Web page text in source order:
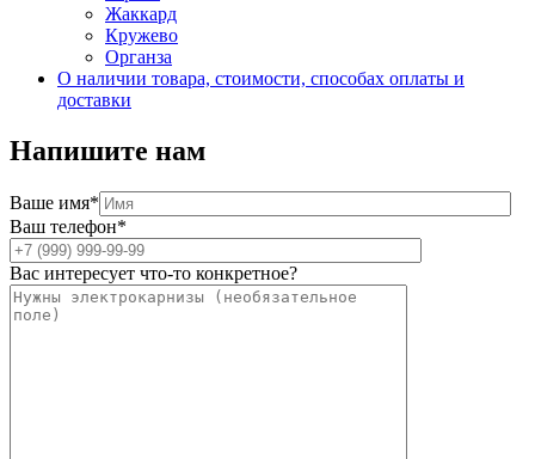
Жаккард
Кружево
Органза
О наличии товара, стоимости, способах оплаты и
доставки
Напишите нам
Ваше имя*
Ваш телефон*
Вас интересует что-то конкретное?